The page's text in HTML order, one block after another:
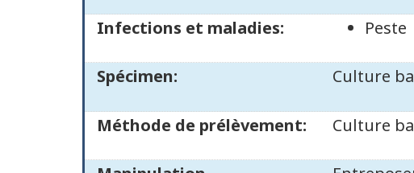
Infections et maladies:
Peste
Spécimen: Culture
Méthode de prélèvement: Culture